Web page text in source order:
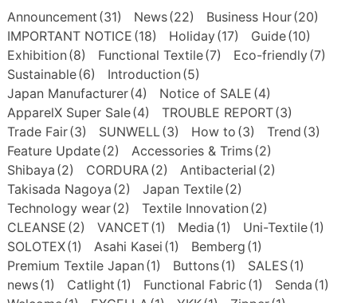
Announcement (31) News(22) Business Hour(20)
IMPORTANT NOTICE (18) Holiday(17) Guide(10)
Exhibition (8) Functional Textile(7) Eco-friendly(7)
Sustainable(6) Introduction (5)
Japan Manufacturer(4) Notice of SALE (4)
ApparelX Super Sale(4) TROUBLE REPORT(3)
Trade Fair(3) SUNWELL(3) How to (3) Trend (3)
Feature Update(2) Accessories & Trims(2)
Shibaya (2) CORDURA(2) Antibacterial (2)
Takisada Nagoya (2) Japan Textile(2)
Technology wear(2) Textile Innovation (2)
CLEANSE (2) VANCET(1) Media (1) Uni-Textile(1)
SOLOTEX(1) Asahi Kasei (1) Bemberg (1)
Premium Textile Japan (1) Buttons(1) SALES(1)
news(1) Catlight (1) Functional Fabric (1) Senda (1)